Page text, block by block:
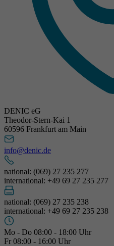
DENIC eG
Theodor-Stern-Kai 1
60596 Frankfurt am Main
info@denic.de
national: (069) 27 235 277
international: +49 69 27 235 277
national: (069) 27 235 238
international: +49 69 27 235 238
Mo - Do 08:00 - 18:00 Uhr
Fr 08:00 - 16:00 Uhr